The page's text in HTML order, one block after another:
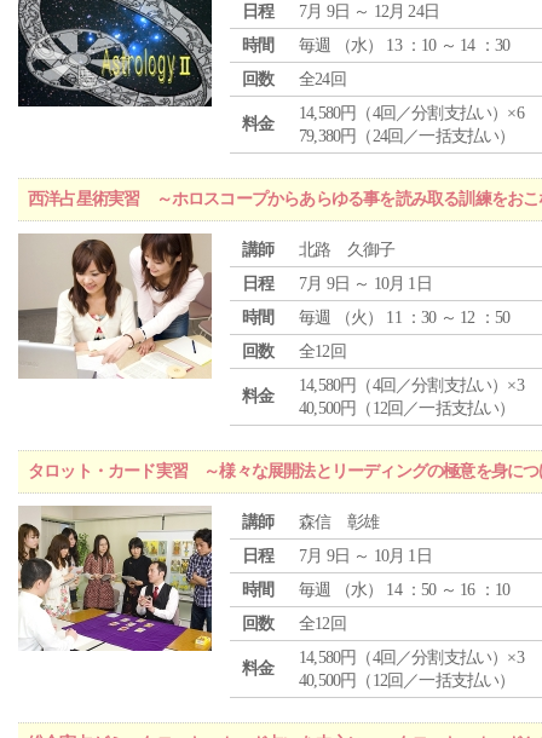
日程
7月 9日 ～ 12月 24日
時間
毎週 （水） 13 ：10 ～ 14 ：30
回数
全24回
料金
14,580円（4回／分割支払い）×6
79,380円（24回／一括支払い）
西洋占星術実習 ～ホロスコープからあらゆる事を読み取る訓練をおこ
講師
北路 久御子
日程
7月 9日 ～ 10月 1日
時間
毎週 （火 ） 11 ：30 ～ 12 ：50
回数
全12回
料金
14,580円（4回／分割支払い）×3
40,500円（12回／一括支払い）
タロット・カード実習 ～様々な展開法とリーディングの極意を身につ
講師
森信 彰雄
日程
7月 9日 ～ 10月 1日
時間
毎週 （水） 14 ：50 ～ 16 ：10
回数
全12回
料金
14,580円（4回／分割支払い）×3
40,500円（12回／一括支払い）